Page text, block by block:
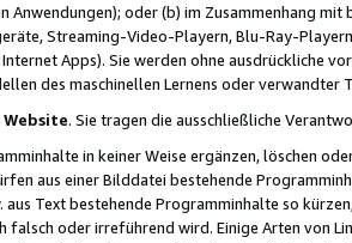
Anwendungen); oder (b) im Zusammenhang
Streaming-Video-Playern, Blu-Ray-
Apps). Sie werden ohne ausdrückliche
des maschinellen Lernens oder
. Sie tragen die ausschließliche
in keiner Weise ergänzen, löschen
aus einer Bilddatei bestehende
Text bestehende Programminhalte so
falsch oder irreführend wird. Einige Arten von